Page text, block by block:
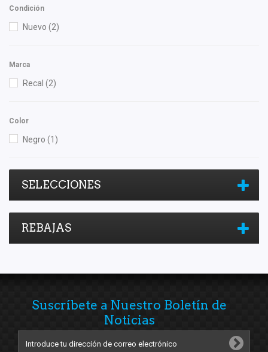
Condición
Nuevo (2)
Marca
Recal (2)
Color
Negro (1)
SELECCIONES
REBAJAS
Suscríbete a Nuestro Boletín de
Noticias